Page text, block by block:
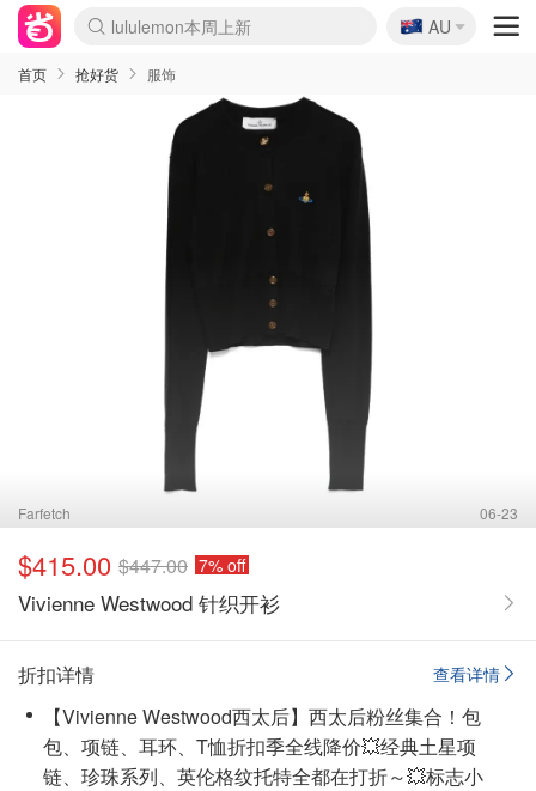
lululemon本周上新
Sasa美妆护肤3.5折
SSENSE年中3折
FreshBeauty好价汇总
Cettire降价+叠9折
Farfetch折上8折
WWS Coles超市实拍
viagogo二手票捡漏
Myer清仓1折起
The Outnet奢牌1折起
David Jones 3折起
Flannels大牌1折
Perfumes Club护肤1折
AMIRO返校季6.2折
Oweek抽奖送Airpods
Amazon折扣汇总
eToro入金$200送$50
Amazon数码好物
ICONIC本周7.5折
ThedoubleF高奢地板价
Moose Knuckles 6折
丝芙兰5折起
EUFY官网3.7折起
Selenichast首饰2折
Trip机票酒店促销
YSL送5件彩妆礼
Amazon家居好物
BIGBANG巡演开票
David Jones时尚3折
Amazon美妆护肤
雅漾大喷$8
过敏原检测盒$33
伊索独家赠50ml沐浴露
科颜氏送高保湿面霜
SEALIFE海洋馆门票6折
丝塔芙大白罐$16
订阅Newsletter送香薰
Cult Beauty 6.8折
Harrods圣诞日历2.3折
LN-CC奢牌私促3折
d'Alba空姐喷雾$16
EVE LOM套装逆天2折
Bernardelli独家4折
Adore Beauty 6折起
CT圣诞日历
Mytheresa奢品2.7折
🇦🇺
AU
首页 抢好货 服饰
Farfetch 06-23
$415.00 $447.00 7% off
Vivienne Westwood 针织开衫
查看详情
折扣详情
【Vivienne Westwood西太后】西太后粉丝集合！包
包、项链、耳环、T恤折扣季全线降价💥经典土星项
链、珍珠系列、英伦格纹托特全都在打折～💥标志小